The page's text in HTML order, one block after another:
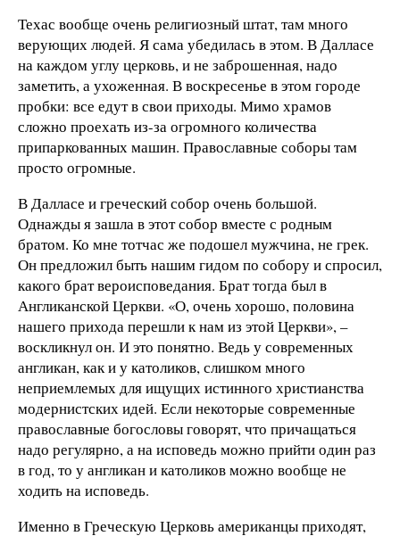
Техас вообще очень религиозный штат, там много
верующих людей. Я сама убедилась в этом. В Далласе
на каждом углу церковь, и не заброшенная, надо
заметить, а ухоженная. В воскресенье в этом городе
пробки: все едут в свои приходы. Мимо храмов
сложно проехать из-за огромного количества
припаркованных машин. Православные соборы там
просто огромные.
В Далласе и греческий собор очень большой.
Однажды я зашла в этот собор вместе с родным
братом. Ко мне тотчас же подошел мужчина, не грек.
Он предложил быть нашим гидом по собору и спросил,
какого брат вероисповедания. Брат тогда был в
Англиканской Церкви. «О, очень хорошо, половина
нашего прихода перешли к нам из этой Церкви», –
воскликнул он. И это понятно. Ведь у современных
англикан, как и у католиков, слишком много
неприемлемых для ищущих истинного христианства
модернистских идей. Если некоторые современные
православные богословы говорят, что причащаться
надо регулярно, а на исповедь можно прийти один раз
в год, то у англикан и католиков можно вообще не
ходить на исповедь.
Именно в Греческую Церковь американцы приходят,